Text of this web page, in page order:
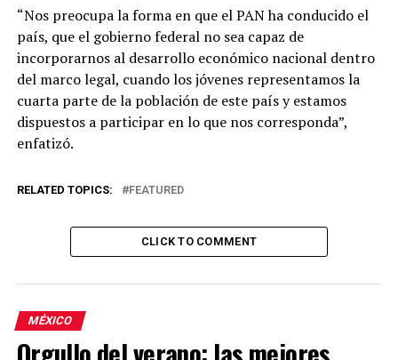
“Nos preocupa la forma en que el PAN ha conducido el
país, que el gobierno federal no sea capaz de
incorporarnos al desarrollo económico nacional dentro
del marco legal, cuando los jóvenes representamos la
cuarta parte de la población de este país y estamos
dispuestos a participar en lo que nos corresponda”,
enfatizó.
RELATED TOPICS: FEATURED
CLICK TO COMMENT
MÉXICO